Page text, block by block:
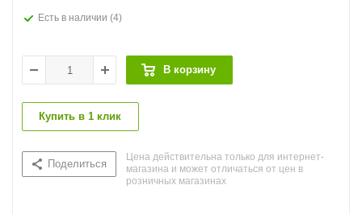
Есть в наличии (4)
В корзину
Купить в 1 клик
Поделиться
Цена действительна только для интернет-
магазина и может отличаться от цен в
розничных магазинах